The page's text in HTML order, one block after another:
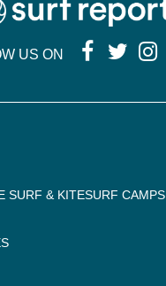
US ON
SURF & KITESURF CAMPS